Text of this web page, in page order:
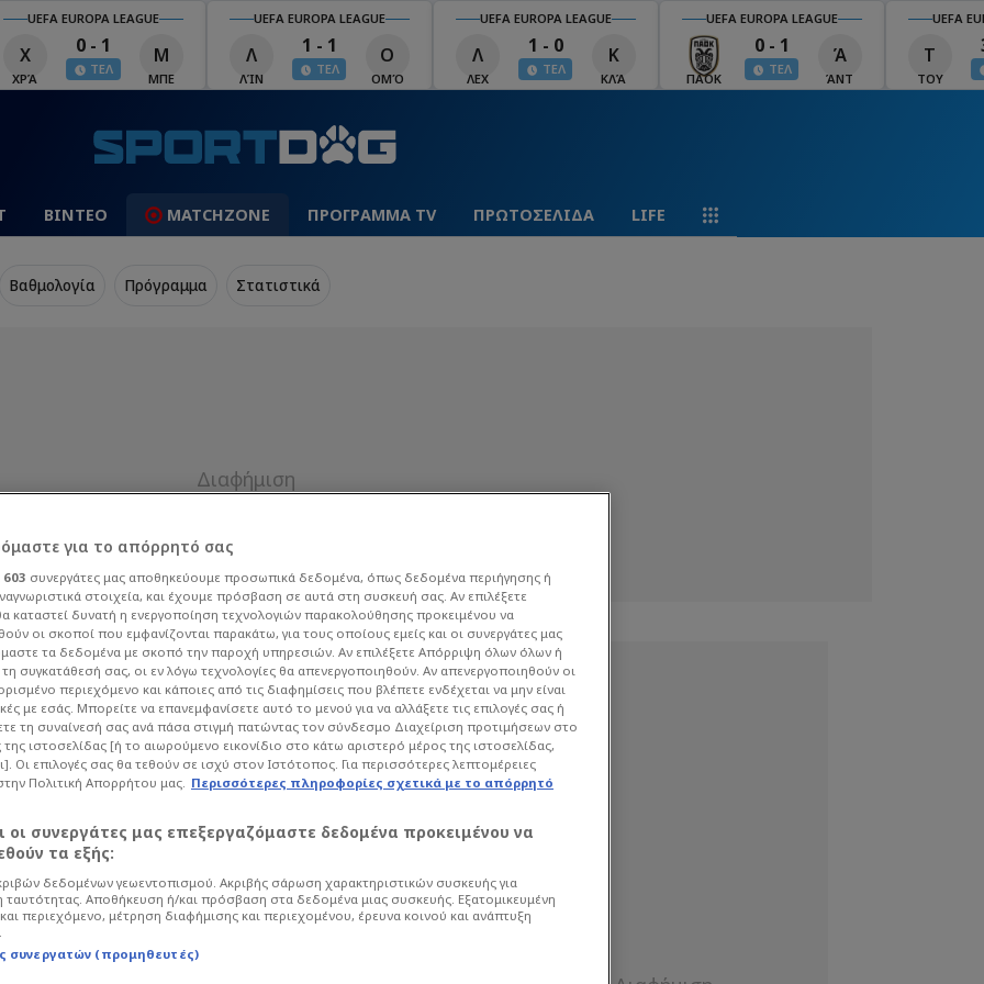
UEFA EUROPA LEAGUE
Χ
ΧΡΆ
0 - 1
ΤΕΛ
Μ
ΜΠΕ
UEFA EUROPA LEAGUE
Λ
ΛΊΝ
1 - 1
ΤΕΛ
Ο
ΟΜΌ
UEFA EUROPA LEAGUE
Λ
ΛΕΧ
1 - 0
ΤΕΛ
Κ
ΚΛΆ
UEFA EUROPA LEAGUE
ΠΑΟΚ
0 - 1
ΤΕΛ
Ά
ΆΝΤ
UEFA
Τ
ΤΟΥ
ΒΙΝΤΕΟ MATCHZONE ΠΡΟΓΡΑΜΜΑ TV ΠΡΩΤΟΣΕΛΙΔΑ LIFE
Βαθμολογία Πρόγραμμα Στατιστικά
Ζενεσιό -
συμφωνία
του Παναθηναϊκού για... αντι-
προφορικά οι Πράσινοι
για το απόρρητό σας
603 συνεργάτες μας αποθηκεύουμε προσωπικά δεδομένα, όπως δεδομένα περιήγησης ή
στοιχεία, και έχουμε πρόσβαση σε αυτά στη συσκευή σας. Αν επιλέξετε
καταστεί δυνατή η ενεργοποίηση τεχνολογιών παρακολούθησης προκειμένου να
οι σκοποί που εμφανίζονται παρακάτω, για τους οποίους εμείς και οι συνεργάτες μας
τα δεδομένα με σκοπό την παροχή υπηρεσιών. Αν επιλέξετε Απόρριψη όλων όλων ή
συγκατάθεσή σας, οι εν λόγω τεχνολογίες θα απενεργοποιηθούν. Αν απενεργοποιηθούν οι
περιεχόμενο και κάποιες από τις διαφημίσεις που βλέπετε ενδέχεται να μην είναι
με εσάς. Μπορείτε να επανεμφανίσετε αυτό το μενού για να αλλάξετε τις επιλογές σας ή
τη συναίνεσή σας ανά πάσα στιγμή πατώντας τον σύνδεσμο Διαχείριση προτιμήσεων στο
ιστοσελίδας [ή το αιωρούμενο εικονίδιο στο κάτω αριστερό μέρος της ιστοσελίδας,
Οι επιλογές σας θα τεθούν σε ισχύ στον Ιστότοπος. Για περισσότερες λεπτομέρειες
Πολιτική Απορρήτου μας. Περισσότερες πληροφορίες σχετικά με το απόρρητό
οι συνεργάτες μας επεξεργαζόμαστε δεδομένα προκειμένου να
τα εξής:
δεδομένων γεωεντοπισμού. Ακριβής σάρωση χαρακτηριστικών συσκευής για
ταυτότητας. Αποθήκευση ή/και πρόσβαση στα δεδομένα μιας συσκευής. Εξατομικευμένη
περιεχόμενο, μέτρηση διαφήμισης και περιεχομένου, έρευνα κοινού και ανάπτυξη
συνεργατών (προμηθευτές)